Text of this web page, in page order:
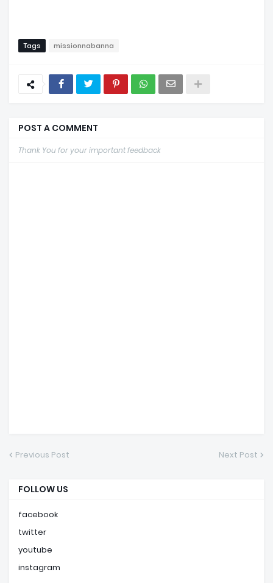
Tags missionnabanna
POST A COMMENT
Thank You for your important feedback
Previous Post Next Post
FOLLOW US
facebook
twitter
youtube
instagram